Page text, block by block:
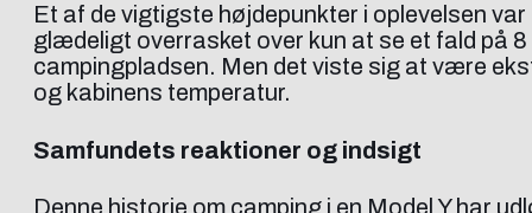
Et af de vigtigste højdepunkter i oplevelsen
glædeligt overrasket over kun at se et fald på
campingpladsen. Men det viste sig at være
og kabinens temperatur.
Samfundets reaktioner og indsigt
Denne historie om camping i en Model Y har